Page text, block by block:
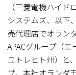
（三菱電機ハイ
システムズ、以下
売代理店でオラン
APACグループ（
ユトレヒト州）と
プ、本社オランダ